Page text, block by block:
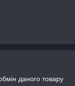
даного товару